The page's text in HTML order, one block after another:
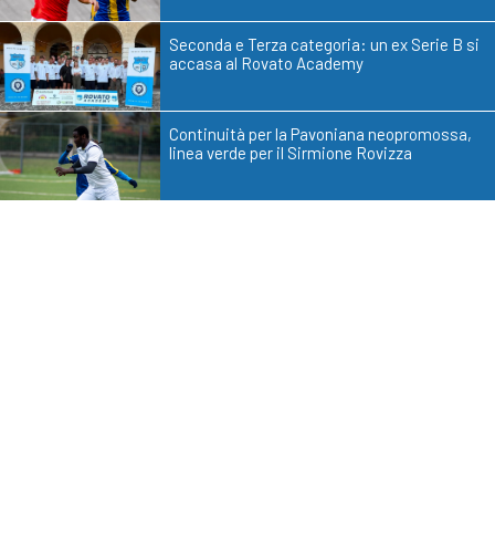
Seconda e Terza categoria: un ex Serie B si
accasa al Rovato Academy
Continuità per la Pavoniana neopromossa,
linea verde per il Sirmione Rovizza